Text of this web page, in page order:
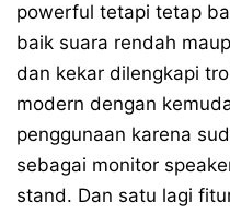
powerful tetapi tetap
baik suara rendah
dan kekar dilengkapi
modern dengan
penggunaan karena
sebagai monitor
stand. Dan satu lagi